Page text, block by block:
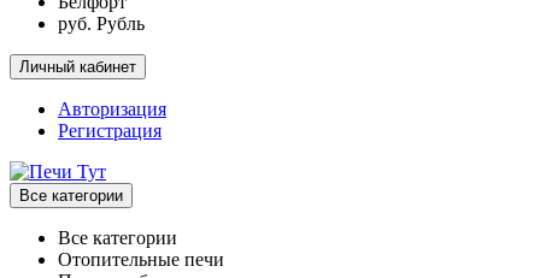
руб. Рубль
Личный кабинет
Авторизация
Регистрация
Все категории
Все категории
Отопительные печи